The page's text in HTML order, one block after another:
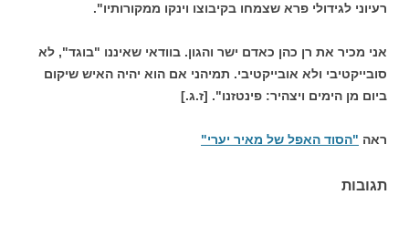
רעיוני לגידולי פרא שצמחו בקיבוצו וינקו ממקורותיו".
אני מכיר את רן כהן כאדם ישר והגון. בוודאי שאיננו "בוגד", לא
סובייקטיבי ולא אובייקטיבי. תמיהני אם הוא יהיה האיש שיקום
ביום מן הימים ויצהיר: פינטזנו". [ז.ג.]
ראה "הסוד האפל של מאיר יערי"
תגובות